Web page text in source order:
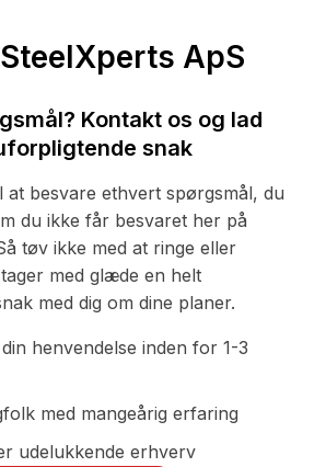
ApS
Kontakt os og lad
snak
at besvare ethvert spørgsmål, du
du ikke får besvaret her på
tøv ikke med at ringe eller
med glæde en helt
med dig om dine planer.
henvendelse inden for 1-3
med mangeårig erfaring
udelukkende erhverv